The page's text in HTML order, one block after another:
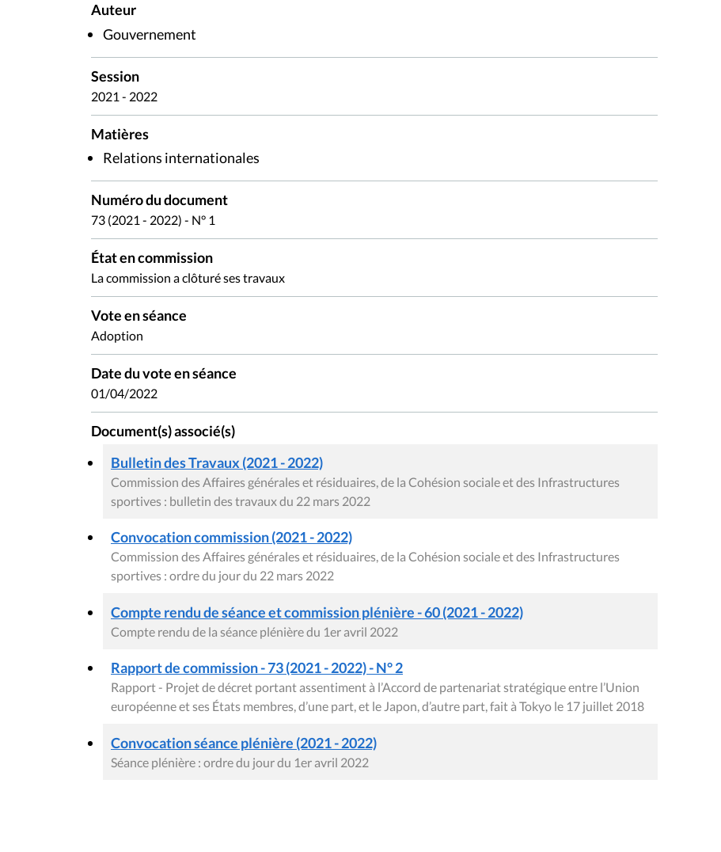
Auteur
Gouvernement
Session
2021 - 2022
Matières
Relations internationales
Numéro du document
73 (2021 - 2022) - N° 1
État en commission
La commission a clôturé ses travaux
Vote en séance
Adoption
Date du vote en séance
01/04/2022
Document(s) associé(s)
Bulletin des Travaux (2021 - 2022)
Commission des Affaires générales et résiduaires, de la Cohésion sociale et des Infrastructures
sportives : bulletin des travaux du 22 mars 2022
Convocation commission (2021 - 2022)
Commission des Affaires générales et résiduaires, de la Cohésion sociale et des Infrastructures
sportives : ordre du jour du 22 mars 2022
Compte rendu de séance et commission plénière - 60 (2021 - 2022)
Compte rendu de la séance plénière du 1er avril 2022
Rapport de commission - 73 (2021 - 2022) - N° 2
Rapport - Projet de décret portant assentiment à l’Accord de partenariat stratégique entre l’Union
européenne et ses États membres, d’une part, et le Japon, d’autre part, fait à Tokyo le 17 juillet 2018
Convocation séance plénière (2021 - 2022)
Séance plénière : ordre du jour du 1er avril 2022